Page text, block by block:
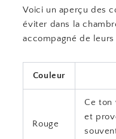
Voici un aperçu des
éviter dans la
accompagné de
Couleur
Rouge
Ce ton
et